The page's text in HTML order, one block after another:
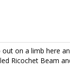
on a limb here
Ricochet Beam